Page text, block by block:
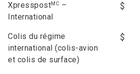
XpresspostMC –
International
Colis du régime
international (colis-avion
et colis de surface)